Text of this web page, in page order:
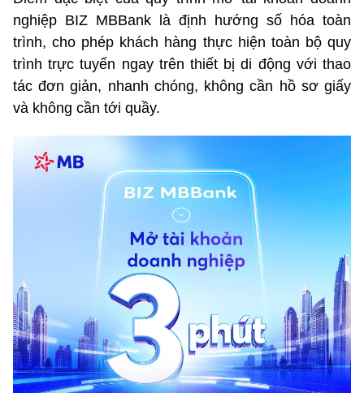
nghiệp BIZ MBBank là định hướng số hóa toàn
trình, cho phép khách hàng thực hiện toàn bộ quy
trình trực tuyến ngay trên thiết bị di động với thao
tác đơn giản, nhanh chóng, không cần hồ sơ giấy
và không cần tới quầy.